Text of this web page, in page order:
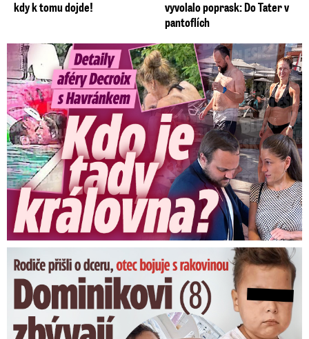
kdy k tomu dojde!
vyvolalo poprask: Do Tater v
pantoflích
Detaily aféry Decroix s Havránkem: Kdo je tady královna?
Dominikovi (8) zbývají týdny života: Vzkaz od exprezidenta